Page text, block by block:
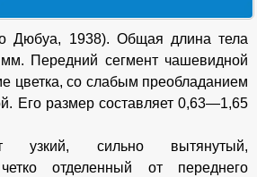
Дюбуа, 1938). Общая длина тела
Передний сегмент чашевидной
цветка, со слабым преобладанием
Его размер составляет 0,63—1,65
узкий, сильно вытянутый,
четко отделенный от переднего